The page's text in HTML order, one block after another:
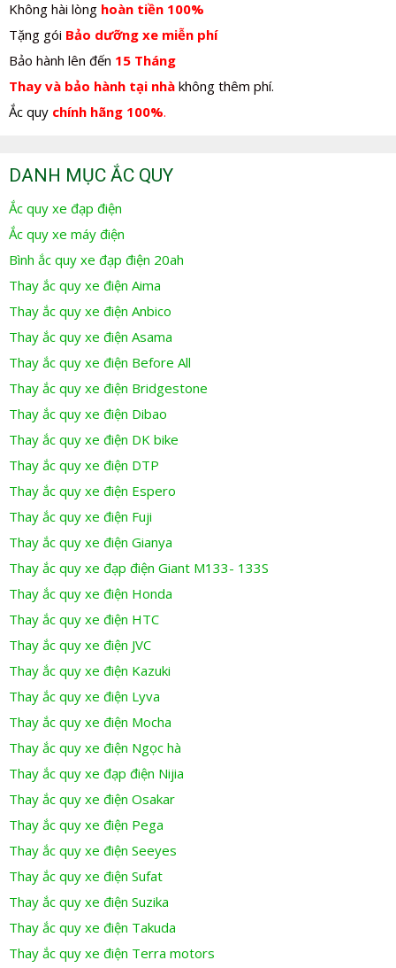
Không hài lòng hoàn tiền 100%
Tặng gói Bảo dưỡng xe miễn phí
Bảo hành lên đến 15 Tháng
Thay và bảo hành tại nhà không thêm phí.
Ắc quy chính hãng 100%.
DANH MỤC ẮC QUY
Ắc quy xe đạp điện
Ắc quy xe máy điện
Bình ắc quy xe đạp điện 20ah
Thay ắc quy xe điện Aima
Thay ắc quy xe điện Anbico
Thay ắc quy xe điện Asama
Thay ắc quy xe điện Before All
Thay ắc quy xe điện Bridgestone
Thay ắc quy xe điện Dibao
Thay ắc quy xe điện DK bike
Thay ắc quy xe điện DTP
Thay ắc quy xe điện Espero
Thay ắc quy xe điện Fuji
Thay ắc quy xe điện Gianya
Thay ắc quy xe đạp điện Giant M133- 133S
Thay ắc quy xe điện Honda
Thay ắc quy xe điện HTC
Thay ắc quy xe điện JVC
Thay ắc quy xe điện Kazuki
Thay ắc quy xe điện Lyva
Thay ắc quy xe điện Mocha
Thay ắc quy xe điện Ngọc hà
Thay ắc quy xe đạp điện Nijia
Thay ắc quy xe điện Osakar
Thay ắc quy xe điện Pega
Thay ắc quy xe điện Seeyes
Thay ắc quy xe điện Sufat
Thay ắc quy xe điện Suzika
Thay ắc quy xe điện Takuda
Thay ắc quy xe điện Terra motors